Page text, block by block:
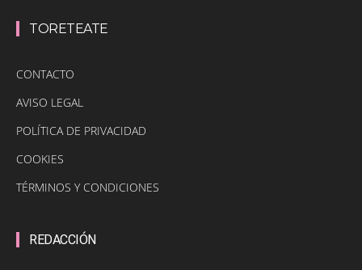
TORETEATE
CONTACTO
AVISO LEGAL
POLÍTICA DE PRIVACIDAD
COOKIES
TÉRMINOS Y CONDICIONES
REDACCIÓN